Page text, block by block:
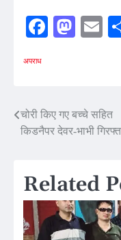
अपराध
Post
चोरी किए गए बच्चे सहित
किडनैपर देवर-भाभी
Related